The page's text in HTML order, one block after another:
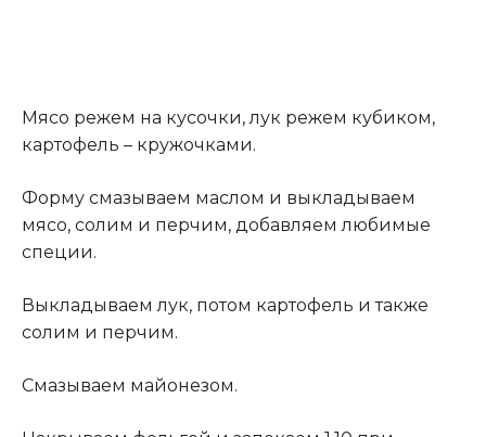
Мясо режем на кусочки, лук режем кубиком,
картофель – кружочками.
Форму смазываем маслом и выкладываем
мясо, солим и перчим, добавляем любимые
специи.
Выкладываем лук, потом картофель и также
солим и перчим.
Смазываем майонезом.